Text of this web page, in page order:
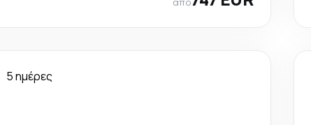
5 ημέρες